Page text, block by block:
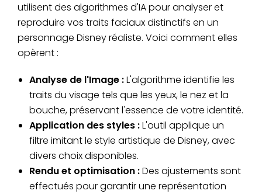
utilisent des algorithmes d'IA pour analyser et
reproduire vos traits faciaux distinctifs en un
personnage Disney réaliste. Voici comment elles
opèrent :
Analyse de l'Image :L'algorithme identifie les
traits du visage tels que les yeux, le nez et la
bouche, préservant l'essence de votre identité.
Application des styles :L'outil applique un
filtre imitant le style artistique de Disney, avec
divers choix disponibles.
Rendu et optimisation :Des ajustements sont
effectués pour garantir une représentation